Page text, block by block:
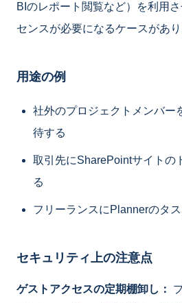
BIのレポート閲覧など）を利用
センスが必要になるケースがあり
用途の例
社外のプロジェクトメンバー
待する
取引先にSharePointサイトの
る
フリーランスにPlannerのタ
セキュリティ上の注意点
ゲストアクセスの定期棚卸し：